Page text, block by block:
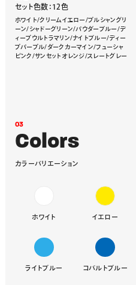
セット色数：12色
ホワイト/クリームイエロー/プルシャングリ
ーン/シャドーグリーン/パウダーブルー/デ
ィープウルトラマリン/ナイトブルー/ディー
プパープル/ダークカーマイン/フューシャ
ピンク/サンセットオレンジ/スレートグレー
03
Colors
カラ ーバリ エーション
ホワイト イエロー
ライトブルー コバルトブルー